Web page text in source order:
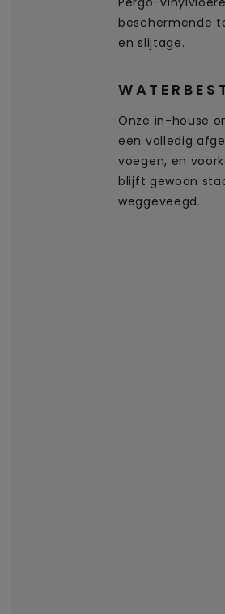
beschermende
en slijtage.
Onze in-house
een volledig
voegen, en
blijft gewoon
weggeveegd.